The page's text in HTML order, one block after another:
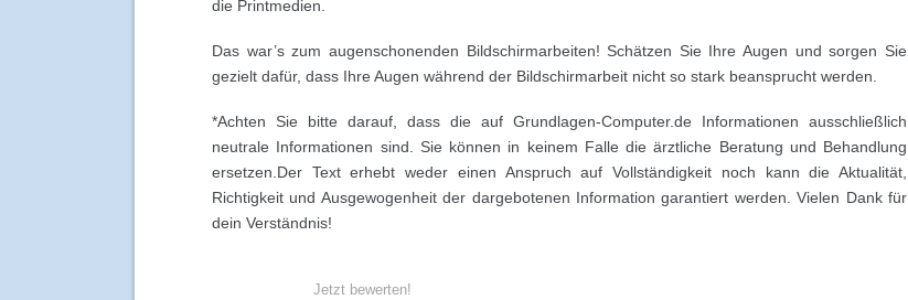
die Printmedien.
Das war’s zum augenschonenden Bildschirmarbeiten! Schätzen Sie Ihre Augen und sorgen Sie
gezielt dafür, dass Ihre Augen während der Bildschirmarbeit nicht so stark beansprucht werden.
*Achten Sie bitte darauf, dass die auf Grundlagen-Computer.de Informationen ausschließlich
neutrale Informationen sind. Sie können in keinem Falle die ärztliche Beratung und Behandlung
ersetzen.Der Text erhebt weder einen Anspruch auf Vollständigkeit noch kann die Aktualität,
Richtigkeit und Ausgewogenheit der dargebotenen Information garantiert werden. Vielen Dank für
dein Verständnis!
Jetzt bewerten!